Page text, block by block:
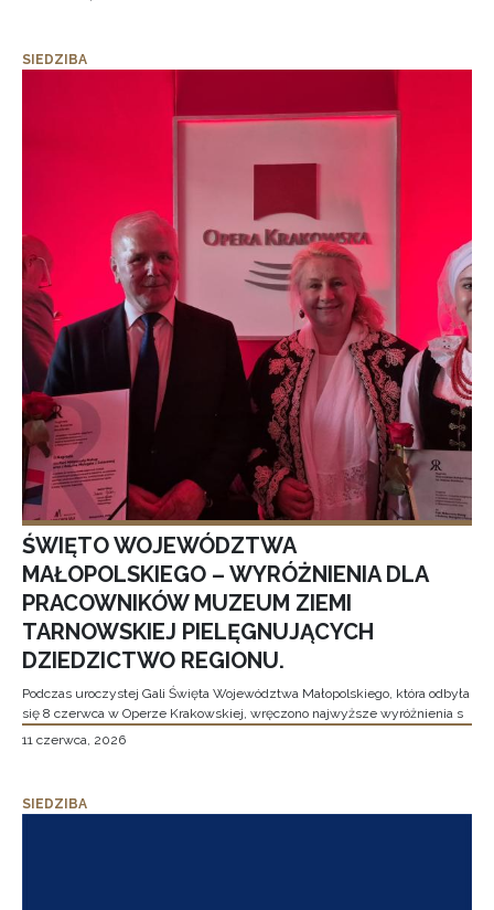
SIEDZIBA
ŚWIĘTO WOJEWÓDZTWA
MAŁOPOLSKIEGO – WYRÓŻNIENIA DLA
PRACOWNIKÓW MUZEUM ZIEMI
TARNOWSKIEJ PIELĘGNUJĄCYCH
DZIEDZICTWO REGIONU.
Podczas uroczystej Gali Święta Województwa Małopolskiego, która odbyła
się 8 czerwca w Operze Krakowskiej, wręczono najwyższe wyróżnienia s
11 czerwca, 2026
SIEDZIBA